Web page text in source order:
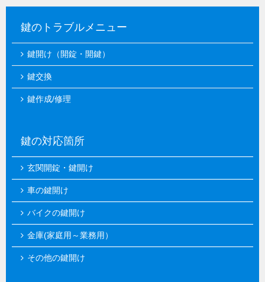
鍵のトラブルメニュー
鍵開け（開錠・開鍵）
鍵交換
鍵作成/修理
鍵の対応箇所
玄関開錠・鍵開け
車の鍵開け
バイクの鍵開け
金庫(家庭用～業務用）
その他の鍵開け